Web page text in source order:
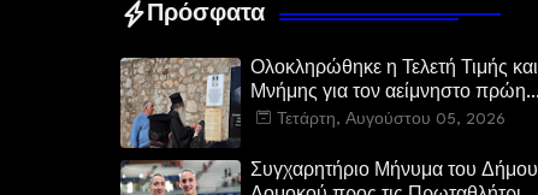
Πρόσφατα
Ολοκληρώθηκε η Τελετή Τιμής και
Μνήμης για τον αείμνηστο πρώην
Υπουργό Ευστάθιο Μαλαμίδα στο
Τετάρτη, Αυγούστου 05, 2026
Συγχαρητήριο Μήνυμα του Δήμου